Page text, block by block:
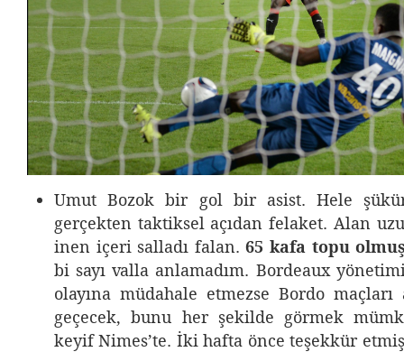
Umut Bozok bir gol bir asist. Hele
gerçekten taktiksel açıdan felaket. Alan
inen içeri salladı falan.65 kafa topu
bi sayı valla anlamadım. Bordeaux
olayına müdahale etmezse Bordo
geçecek, bunu her şekilde görmek
keyif Nimes’te. İki hafta önce teşekkür